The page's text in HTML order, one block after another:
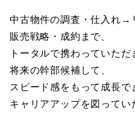
中古物件の調査・仕入れ→
販売戦略・成約まで、
トータルで携わっていただ
将来の幹部候補して、
スピード感をもって成長で
キャリアアップを図ってい